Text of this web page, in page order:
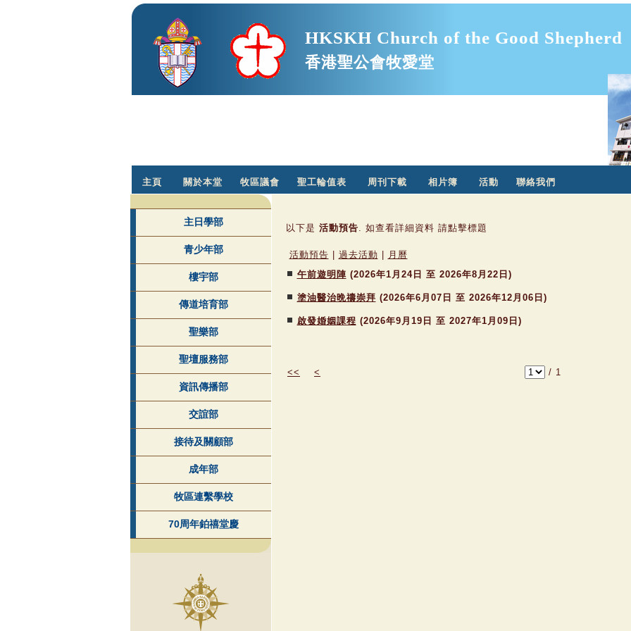
HKSKH Church of the Good Shepherd
香港聖公會牧愛堂
主頁 關於本堂 牧區議會 聖工輪值表 周刊下載 相片簿 活動 聯絡我們
主日學部
青少年部
樓宇部
傳道培育部
聖樂部
聖壇服務部
資訊傳播部
交誼部
接待及關顧部
成年部
牧區連繫學校
70周年鉑禧堂慶
以下是 活動預告. 如查看詳細資料 請點擊標題
活動預告 過去活動
月曆
午前遊明陣 (2026年1月24日 至 2026年8月22日)
塗油醫治晩禱崇拜 (2026年6月07日 至 2026年12月06日)
啟發婚姻課程 (2026年9月19日 至 2027年1月09日)
<< < / 1